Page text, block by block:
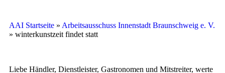
AAI Startseite » Arbeitsausschuss Innenstadt Braunschweig e. V.
» winterkunstzeit findet statt
Liebe Händler, Dienstleister, Gastronomen und Mitstreiter, werte